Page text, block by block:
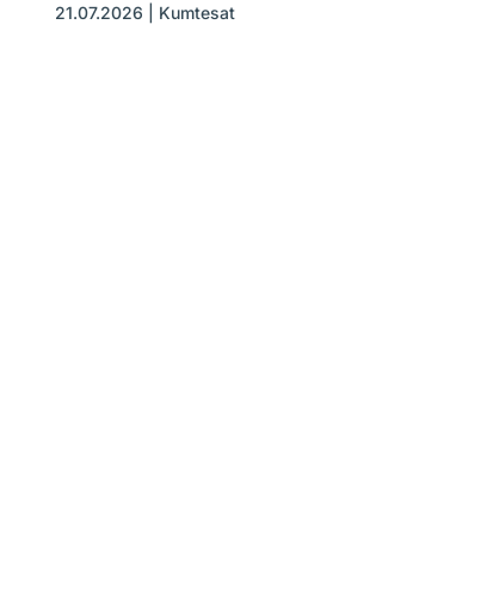
21.07.2026 Kumtesat